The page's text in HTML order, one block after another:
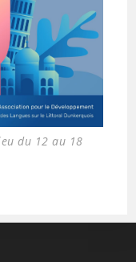
du 12 au 18